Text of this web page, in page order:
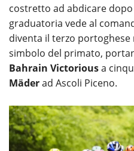
costretto ad abdicare
graduatoria vede al
diventa il terzo
simbolo del primato,
Bahrain Victoriousa
Mäderad Ascoli Piceno.